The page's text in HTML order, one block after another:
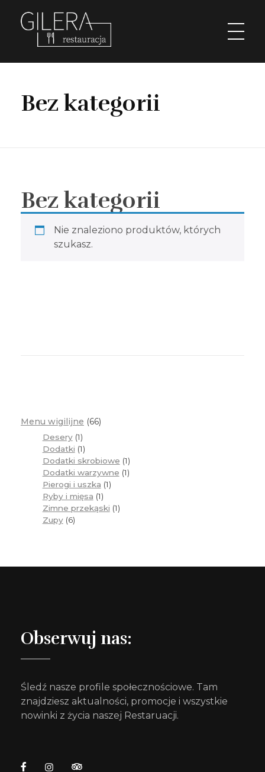
Bez kategorii
Bez kategorii
Nie znaleziono produktów, których
szukasz.
Menu wigilijne 66
Desery 1
Dodatki 1
Dodatki skrobiowe 1
Dodatki warzywne 1
Pierogi i uszka 1
Ryby i mięsa 1
Zimne przekąski 1
Zupy 6
Obserwuj nas:
Śledź nasze profile społecznościowe. Tam
znajdziesz aktualności, promocje i wszystkie
nowinki z życia naszej Restaruacji.